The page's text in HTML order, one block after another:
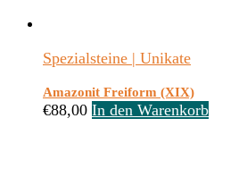
Spezialsteine | Unikate
Amazonit Freiform (XIX)
€88,00 In den Warenkorb